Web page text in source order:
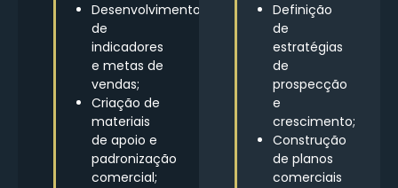
Desenvolvimento
de
indicadores
e metas de
vendas;
Criação de
materiais
de apoio e
padronização
comercial;
Definição
de
estratégias
de
prospecção
e
crescimento;
Construção
de planos
comerciais